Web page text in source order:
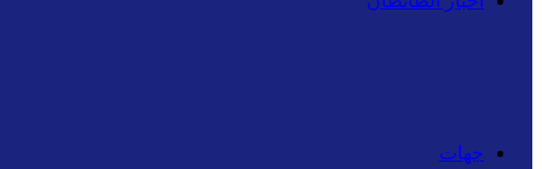
جهات